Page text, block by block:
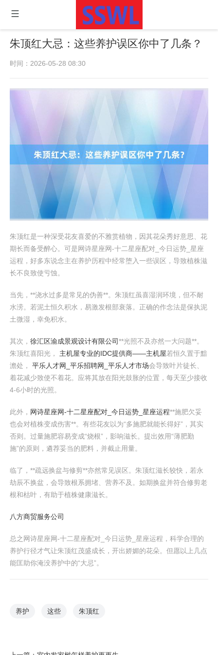
朱顶红大忌：这些养护误区你中了几条？
时间：2026-05-28 08:30
朱顶红是一种深受花友喜爱的不雅赏植物，因其花朵秀好意思、花
期长而备受醉心。可是网诗星座网-十二星座配对_今日运势_星座
运程，好多东说念主在养护历程中经常堕入一些误区，导致植株滋
长不良致使亏蚀。
当先，**浇水过多是常见的伪善**。朱顶红虽喜湿润环境，但不耐
水涝。若泥土恒久积水，易激发根部衰落。正确的作念法是保执泥
土微湿，幸免积水。
其次， 徐汇区渝成景观设计有限公司**光照不及亦然一大问题**。
朱顶红喜阳光， 主机屋专业的IDC提供商――主机屋若恒久置于黯
澹处， 平乐人才网_平乐招聘网_平乐人才市场会导致叶片徒长、
着花减少致使不着花。应将其放在阳光鼓胀的位置，每天至少接收
4-6小时的光照。
此外， 网诗星座网-十二星座配对_今日运势_星座运程**施肥欠妥
也会对植株变成伤害**。有些花友以为“多施肥就能长得好”，其实
否则。过量施肥容易变成“烧根”，影响滋长。提出效用“薄肥勤
施”的原则，遴荐妥当的肥料，并截止用量。
临了，**疏远换盆与修剪**亦然常见误区。朱顶红滋长较快，若永
劫辰不换盆，会导致根系拥堵、营养不及。如期换盆并符合修剪老
根和枯叶，有助于植株健康滋长。
八方商贸服务公司
总之网诗星座网-十二星座配对_今日运势_星座运程，科学合理的
养护行径才气让朱顶红茂盛成长，开出娇媚的花朵。但愿以上几点
能匡助你淹没养护中的“大忌”。
养护 这些 朱顶红